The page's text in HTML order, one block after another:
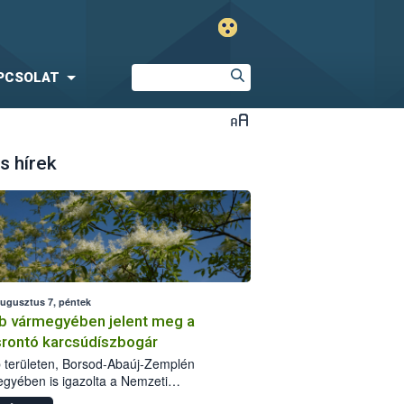
hírek
7, péntek
vármegyében jelent meg a
karcsúdíszbogár
területen, Borsod-Abaúj-Zemplén
is igazolta a Nemzeti
biztonsági Hivatal (Nébih) a